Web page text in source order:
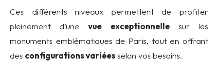
Ces différents niveaux permettent de profiter
pleinement d’unevue exceptionnellesur les
monuments emblématiques de Paris, tout en offrant
des configurations variéesselon vos besoins.